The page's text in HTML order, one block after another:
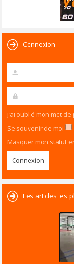
Connexion
J’ai oublié mon mot de
Se souvenir de moi
Masquer mon statut
Les articles les